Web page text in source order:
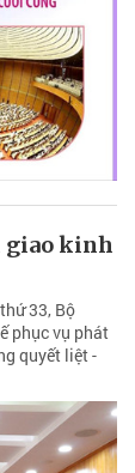
giao kinh
33, Bộ
phục vụ phát
quyết liệt -